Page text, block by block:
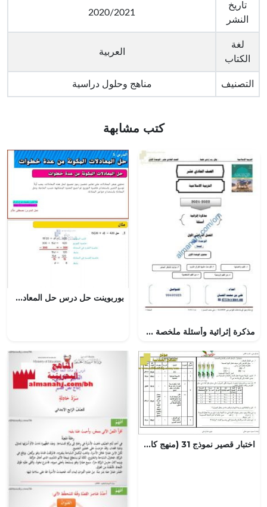
تاريخ
النشر
2020/2021
لغة
الكتاب
العربية
التصنيف مناهج وحلول دراسية
كتب مشابهة
مذكرة إثرائية وأسئلة ملخصة في الوحدة الأولى (قيمنا) (تربية اسلامية) الحادي عشر
بوربوينت حل درس حل المعادلات المكونة من عدة خطوات, (رياضيات) الثامن
اختبار قصير نموذج 31 (منهج كامبردج) – نشاط (1-6) (علوم) الثامن